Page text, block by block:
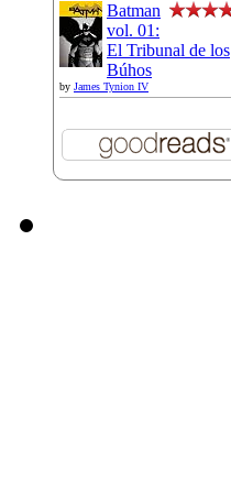
Batman
vol. 01:
El Tribunal de los
Búhos
by James Tynion IV